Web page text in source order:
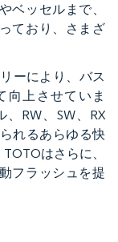
ベッセルまで、
ており、さまざ
ーにより、バス
向上させていま
、RW、SW、RX
れるあらゆる快
はさらに、
フラッシュを提